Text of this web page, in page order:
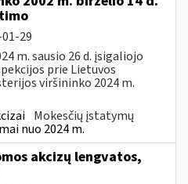
29
m. sausio 26 d. įsigaliojo
prie Lietuvos
viršininko 2024 m.
Mokesčių įstatymų
nuo 2024 m.
akcizų lengvatos,